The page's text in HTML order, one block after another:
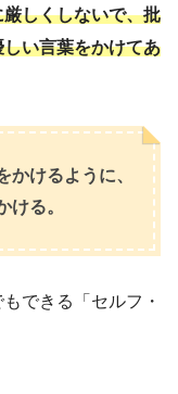
厳しくしないで、批
い言葉をかけてあ
けるように、
ける。
できる「セルフ・